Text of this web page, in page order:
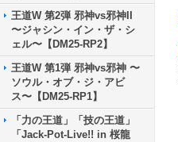
王道W 第2弾 邪神vs邪神II
〜ジャシン・イン・ザ・シ
ェル〜【DM25-RP2】
王道W 第1弾 邪神vs邪神 〜
ソウル・オブ・ジ・アビ
ス〜【DM25-RP1】
「力の王道」「技の王道」
「Jack-Pot-Live!! in 桜龍